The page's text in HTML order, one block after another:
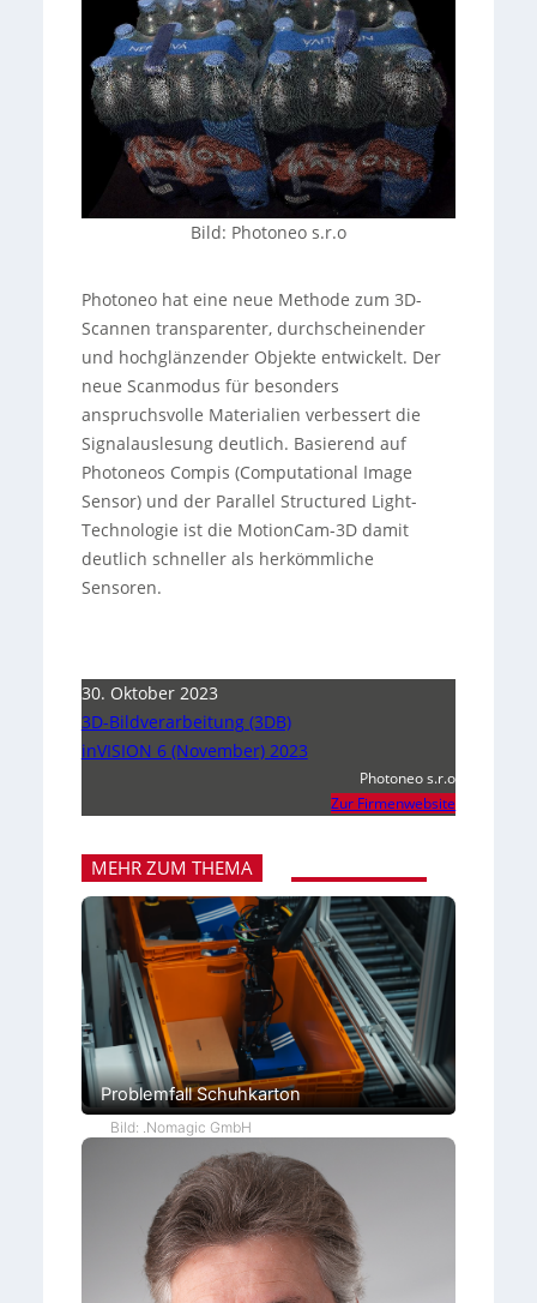
Bild: Photoneo s.r.o
Photoneo hat eine neue Methode zum 3D-
Scannen transparenter, durchscheinender
und hochglänzender Objekte entwickelt. Der
neue Scanmodus für besonders
anspruchsvolle Materialien verbessert die
Signalauslesung deutlich. Basierend auf
Photoneos Compis (Computational Image
Sensor) und der Parallel Structured Light-
Technologie ist die MotionCam-3D damit
deutlich schneller als herkömmliche
Sensoren.
30. Oktober 2023
3D-Bildverarbeitung (3DB)
inVISION 6 (November) 2023
Photoneo s.r.o
Zur Firmenwebsite
MEHR ZUM THEMA
Problemfall Schuhkarton
Bild: .Nomagic GmbH